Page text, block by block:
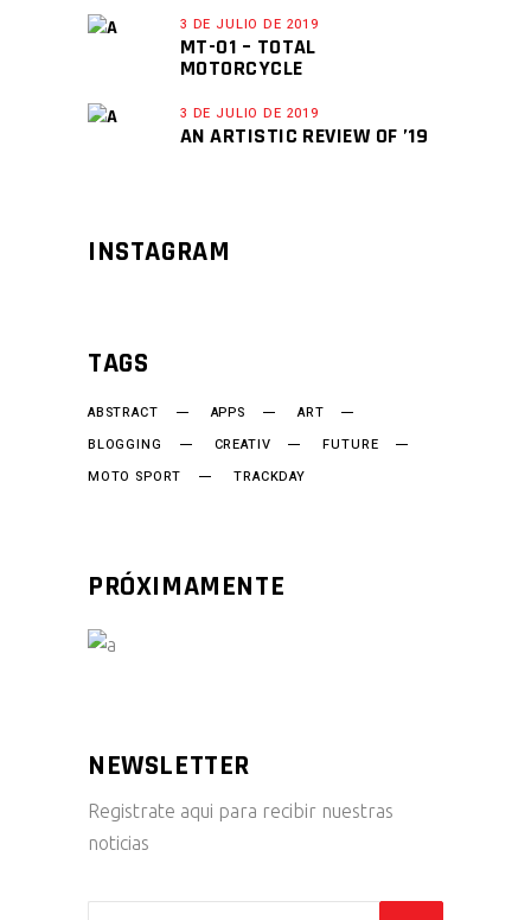
3 DE JULIO DE 2019
MT-01 – TOTAL
MOTORCYCLE
3 DE JULIO DE 2019
AN ARTISTIC REVIEW OF ’19
INSTAGRAM
TAGS
ABSTRACT APPS
ART
BLOGGING
CREATIV
FUTURE
MOTO SPORT
TRACKDAY
PRÓXIMAMENTE
NEWSLETTER
Registrate aqui para recibir nuestras
noticias